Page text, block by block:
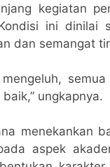
kegiatan
ini dinilai
dan semangat
ungkapnya.
menekankan
aspek